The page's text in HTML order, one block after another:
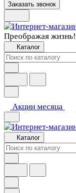
Заказать звонок
Преображая жизнь!
Каталог
Акции месяца
Каталог